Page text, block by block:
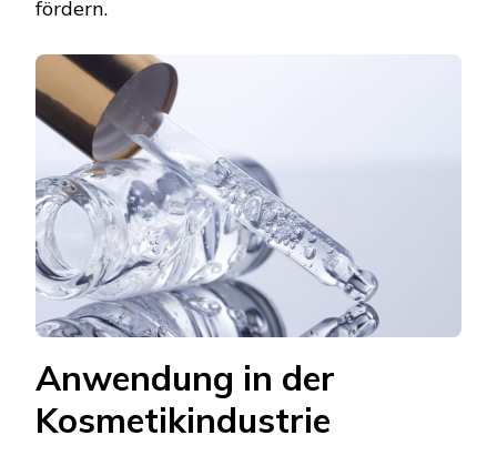
fördern.
Anwendung in der
Kosmetikindustrie